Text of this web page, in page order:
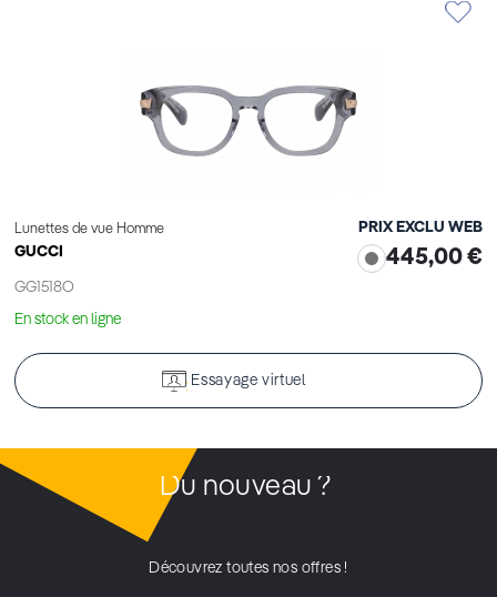
Lunettes de vue Homme
GUCCI
GG1518O
PRIX EXCLU WEB
445,00 €
En stock en ligne
Essayage virtuel
Du nouveau ?
Découvrez toutes nos offres !